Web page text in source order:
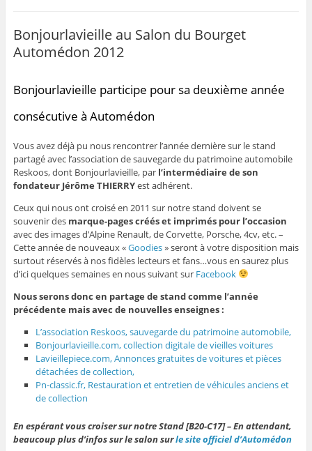
Bonjourlavieille au Salon du Bourget
Automédon 2012
Bonjourlavieille participe pour sa deuxième année
consécutive à Automédon
Vous avez déjà pu nous rencontrer l’année dernière sur le stand
partagé avec l’association de sauvegarde du patrimoine automobile
Reskoos, dont Bonjourlavieille, par l’intermédiaire de son
fondateur Jérôme THIERRYest adhérent.
Ceux qui nous ont croisé en 2011 sur notre stand doivent se
souvenir des marque-pages créés et imprimés pour l’occasion
avec des images d’Alpine Renault, de Corvette, Porsche, 4cv, etc. –
Cette année de nouveaux «Goodies» seront à votre disposition mais
surtout réservés à nos fidèles lecteurs et fans…vous en saurez plus
d’ici quelques semaines en nous suivant sur Facebook
Nous serons donc en partage de stand comme l’année
précédente mais avec de nouvelles enseignes :
L’association Reskoos, sauvegarde du patrimoine automobile,
Bonjourlavieille.com, collection digitale de vieilles voitures
Lavieillepiece.com, Annonces gratuites de voitures et pièces
détachées de collection,
Pn-classic.fr, Restauration et entretien de véhicules anciens et
de collection
En espérant vous croiser sur notre Stand [B20-C17] – En attendant,
beaucoup plus d’infos sur le salon surle site officiel d’Automédon